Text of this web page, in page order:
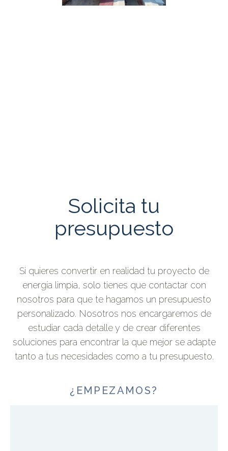
Solicita tu
presupuesto
Si quieres convertir en realidad tu proyecto de
energía limpia, solo tienes que contactar con
nosotros para que te hagamos un presupuesto
personalizado. Nosotros nos encargaremos de
estudiar cada detalle y de crear diferentes
soluciones para encontrar la que mejor se adapte
tanto a tus necesidades como a tu presupuesto.
¿EMPEZAMOS?